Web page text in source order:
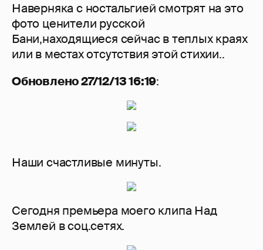
Наверняка с ностальгией смотрят на это
фото ценители русской
Бани,находящиеся сейчас в теплых краях
или в местах отсутствия этой стихии..
Обновлено 27/12/13 16:19:
Наши счастливые минуты.
Сегодня премьера моего клипа Над
Землей в соц.сетях.